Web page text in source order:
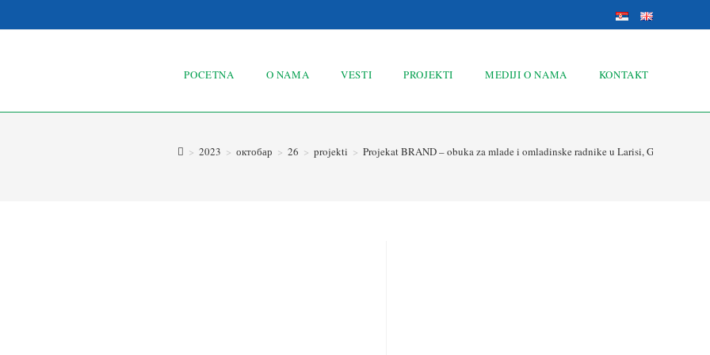
POCETNA O NAMA VESTI PROJEKTI MEDIJI O NAMA KONTAKT
> 2023 > октобар > 26 > projekti > Projekat BRAND – obuka za mlade i omladinske radnike u Larisi, Grčka